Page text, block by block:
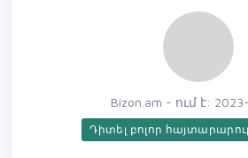
Bizon.am - ում է:
Դիտել բոլոր